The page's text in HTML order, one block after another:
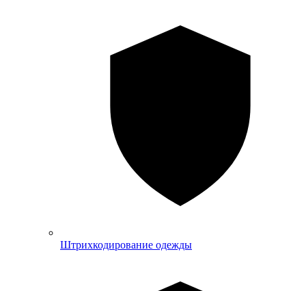
Штрихкодирование одежды